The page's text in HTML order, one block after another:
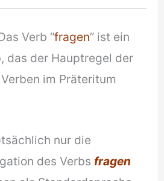
Verb “fragen” ist ein
das der Hauptregel der
im Präteritum
nur die
des Verbs fragen